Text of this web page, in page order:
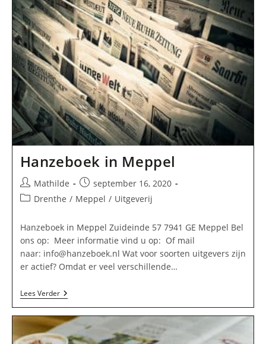
Hanzeboek in Meppel
Bericht
auteur:
Mathilde
Bericht
gepubliceerd
op:
september 16, 2020
Berichtcategorie:
Drenthe / Meppel / Uitgeverij
Hanzeboek in Meppel Zuideinde 57 7941 GE Meppel Bel
ons op: Meer informatie vind u op: Of mail
naar: info@hanzeboek.nl Wat voor soorten uitgevers zijn
er actief? Omdat er veel verschillende…
Lees VerderHanzeboek
In